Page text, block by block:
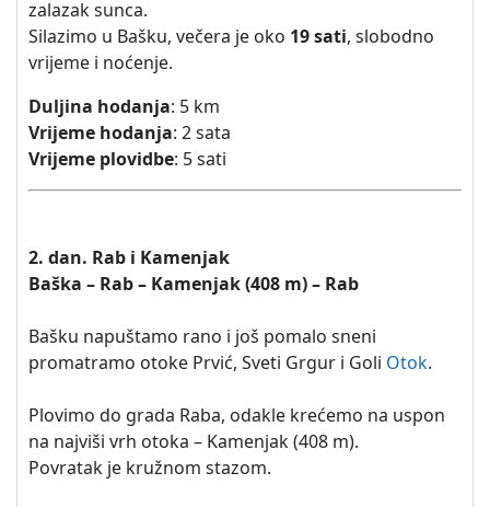
zalazak sunca.
Silazimo u Bašku, večera je oko 19 sati, slobodno
vrijeme i noćenje.
Duljina hodanja: 5 km
Vrijeme hodanja: 2 sata
Vrijeme plovidbe: 5 sati
2. dan. Rab i Kamenjak
Baška – Rab – Kamenjak (408 m) – Rab
Bašku napuštamo rano i još pomalo sneni
promatramo otoke Prvić, Sveti Grgur i Goli Otok.
Plovimo do grada Raba, odakle krećemo na uspon
na najviši vrh otoka – Kamenjak (408 m).
Povratak je kružnom stazom.